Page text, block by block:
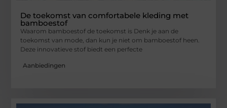
De toekomst van comfortabele kleding met
bamboestof
Waarom bamboestof de toekomst is Denk je aan de
toekomst van mode, dan kun je niet om bamboestof heen.
Deze innovatieve stof biedt een perfecte
Aanbiedingen